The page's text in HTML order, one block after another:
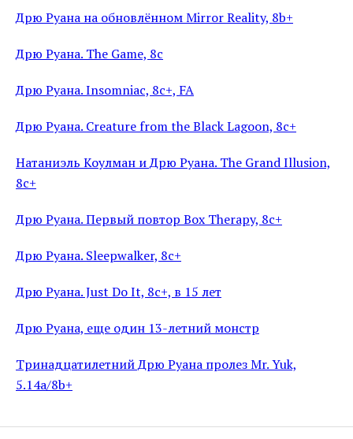
Дрю Руана на обновлённом Mirror Reality, 8b+
Дрю Руана. The Game, 8c
Дрю Руана. Insomniac, 8c+, FA
Дрю Руана. Creature from the Black Lagoon, 8c+
Натаниэль Коулман и Дрю Руана. The Grand Illusion,
8c+
Дрю Руана. Первый повтор Box Therapy, 8c+
Дрю Руана. Sleepwalker, 8c+
Дрю Руана. Just Do It, 8с+, в 15 лет
Дрю Руана, еще один 13-летний монстр
Тринадцатилетний Дрю Руана пролез Mr. Yuk,
5.14a/8b+